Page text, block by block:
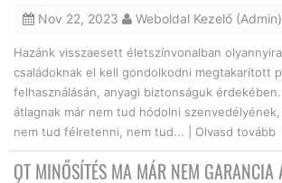
Nov 22, 2023 Weboldal Kezelő (Admin)
Hazánk visszaesett életszínvonalban
családoknak el kell gondolkodni megtakarított
felhasználásán, anyagi biztonságuk
átlagnak már nem tud hódolni szenvedélyének,
nem tud félretenni, nem tud... | Olvasd tovább
OT MINŐSÍTÉS MA MÁR NEM GARANCIA